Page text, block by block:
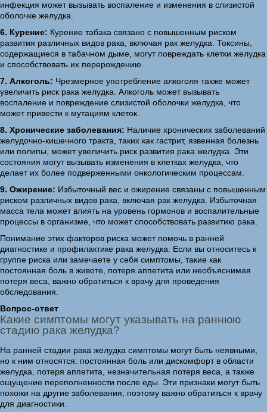
инфекция может вызывать воспаление и изменения в слизистой
оболочке желудка.
6. Курение: Курение табака связано с повышенным риском
развития различных видов рака, включая рак желудка. Токсины,
содержащиеся в табачном дыме, могут повреждать клетки желудка
и способствовать их перерождению.
7. Алкоголь: Чрезмерное употребление алкоголя также может
увеличить риск рака желудка. Алкоголь может вызывать
воспаление и повреждение слизистой оболочки желудка, что
может привести к мутациям клеток.
8. Хронические заболевания: Наличие хронических заболеваний
желудочно-кишечного тракта, таких как гастрит, язвенная болезнь
или полипы, может увеличить риск развития рака желудка. Эти
состояния могут вызывать изменения в клетках желудка, что
делает их более подверженными онкологическим процессам.
9. Ожирение: Избыточный вес и ожирение связаны с повышенным
риском различных видов рака, включая рак желудка. Избыточная
масса тела может влиять на уровень гормонов и воспалительные
процессы в организме, что может способствовать развитию рака.
Понимание этих факторов риска может помочь в ранней
диагностике и профилактике рака желудка. Если вы относитесь к
группе риска или замечаете у себя симптомы, такие как
постоянная боль в животе, потеря аппетита или необъяснимая
потеря веса, важно обратиться к врачу для проведения
обследования.
Вопрос-ответ
Какие симптомы могут указывать на раннюю
стадию рака желудка?
На ранней стадии рака желудка симптомы могут быть неявными,
но к ним относятся: постоянная боль или дискомфорт в области
желудка, потеря аппетита, незначительная потеря веса, а также
ощущение переполненности после еды. Эти признаки могут быть
похожи на другие заболевания, поэтому важно обратиться к врачу
для диагностики.